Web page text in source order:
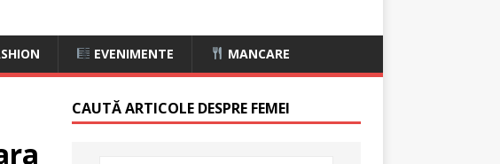
EVENIMENTE MANCARE
CAUTĂ ARTICOLE DESPRE FEMEI